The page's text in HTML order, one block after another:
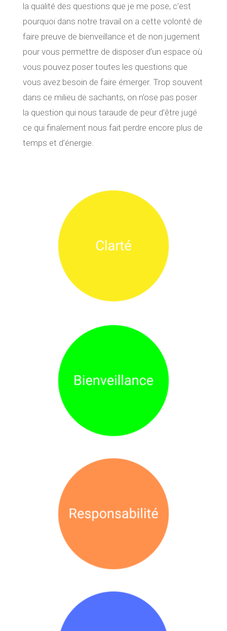
la qualité des questions que je me pose, c’est
pourquoi dans notre travail on a cette volonté de
faire preuve de bienveillance et de non jugement
pour vous permettre de disposer d’un espace où
vous pouvez poser toutes les questions que
vous avez besoin de faire émerger. Trop souvent
dans ce milieu de sachants, on n’ose pas poser
la question qui nous taraude de peur d’être jugé
ce qui finalement nous fait perdre encore plus de
temps et d’énergie.